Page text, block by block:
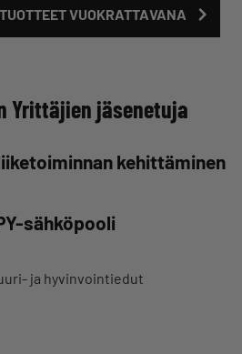
VUOKRATTAVANA
Yrittäjien jäsenetuja
kehittäminen
sähköpooli
ja hyvinvointiedut